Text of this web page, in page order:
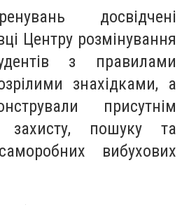
досвідчені
Центру розмінування
з правилами
знахідками, а
присутнім
захисту, пошуку та
вибухових